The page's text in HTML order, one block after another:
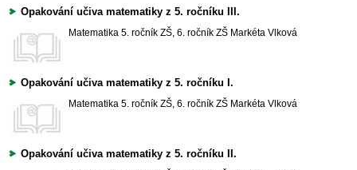
Opakování učiva matematiky z 5. ročníku III.
Matematika 5. ročník ZŠ, 6. ročník ZŠ Markéta Vlková
Opakování učiva matematiky z 5. ročníku I.
Matematika 5. ročník ZŠ, 6. ročník ZŠ Markéta Vlková
Opakování učiva matematiky z 5. ročníku II.